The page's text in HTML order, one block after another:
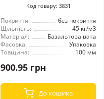
Код товару: 3831
Покриття:
без покриття
Щільність:
45 кг/м3
Матеріал:
Базальтова вата
Фасовка:
Упаковка
Товщина:
100 мм
900.95 грн
До кошика